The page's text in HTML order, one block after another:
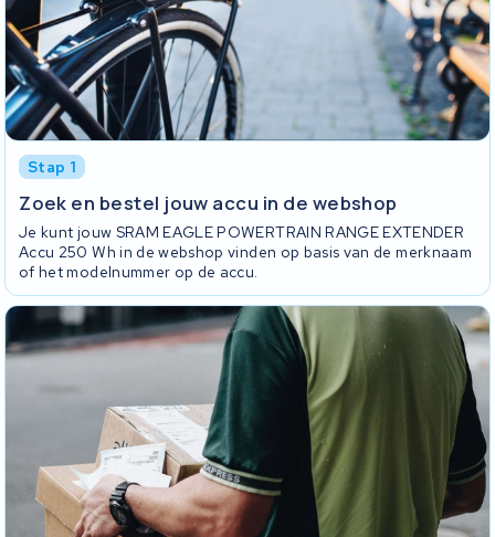
Stap 1
Zoek en bestel jouw accu in de webshop
Je kunt jouw SRAM EAGLE POWERTRAIN RANGE EXTENDER
Accu 250 Wh in de webshop vinden op basis van de merknaam
of het modelnummer op de accu.